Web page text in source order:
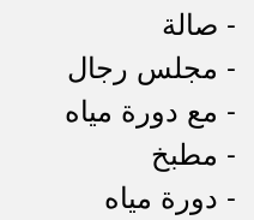
- صالة
- مجلس رجال
- مع دورة مياه
- مطبخ
- دورة مياه